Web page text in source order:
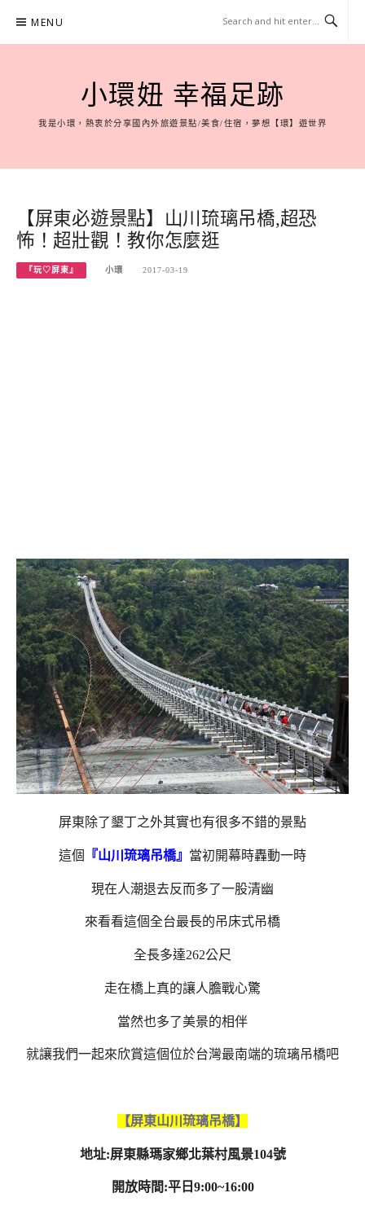
content
MENU
小環妞 幸福足跡
我是小環，熱衷於分享國內外旅遊景點/美食/住宿，夢想【環】遊世界
【屏東必遊景點】山川琉璃吊橋,超恐
怖！超壯觀！教你怎麼逛
『玩♡屏東』 小環 2017-03-19
屏東除了墾丁之外其實也有很多不錯的景點
這個 『山川琉璃吊橋』 當初開幕時轟動一時
現在人潮退去反而多了一股清幽
來看看這個全台最長的吊床式吊橋
全長多達262公尺
走在橋上真的讓人膽戰心驚
當然也多了美景的相伴
就讓我們一起來欣賞這個位於台灣最南端的琉璃吊橋吧
【屏東山川琉璃吊橋】
地址:屏東縣瑪家鄉北葉村風景104號
開放時間:平日9:00~16:00